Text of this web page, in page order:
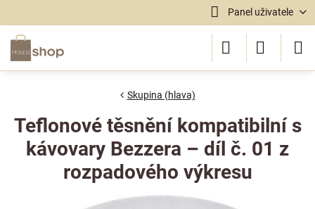
Panel uživatele
Skupina (hlava)
Teflonové těsnění kompatibilní s
kávovary Bezzera – díl č. 01 z
rozpadového výkresu